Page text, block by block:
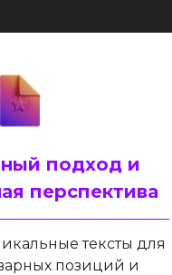
подход и
перспектива
тексты для
позиций и